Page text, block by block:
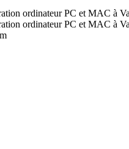
ordinateur PC et MAC à
ordinateur PC et MAC à